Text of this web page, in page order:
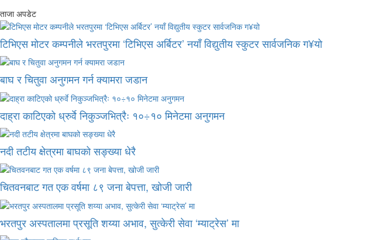
ताजा अपडेट
टिभिएस मोटर कम्पनीले भरतपुरमा ‘टिभिएस अर्बिटर’ नयाँ विद्युतीय स्कुटर सार्वजनिक ग¥यो
बाघ र चितुवा अनुगमन गर्न क्यामरा जडान
दाह्रा काटिएको ध्रुर्वे निकुञ्जभित्रैः १०÷१० मिनेटमा अनुगमन
नदी तटीय क्षेत्रमा बाघको सङ्ख्या धेरै
चितवनबाट गत एक वर्षमा ८९ जना बेपत्ता, खोजी जारी
भरतपुर अस्पतालमा प्रसूति शय्या अभाव, सुत्केरी सेवा ‘म्याट्रेस’ मा